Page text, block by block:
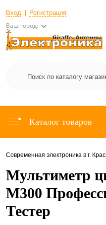
Вход Регистрация
Ваш город:
Каталог товаров
Современная электроника в г.
Мультиметр
M300
Тестер